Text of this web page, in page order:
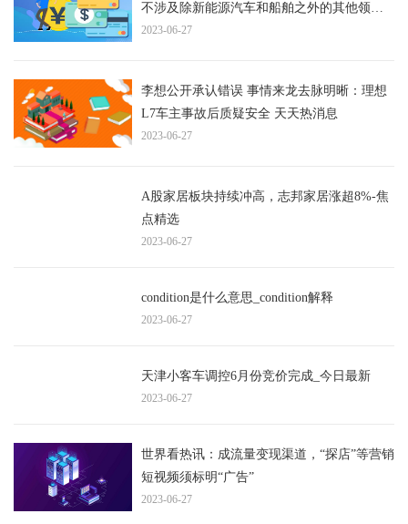
不涉及除新能源汽车和船舶之外的其他领域|
全球今日报
2023-06-27
李想公开承认错误 事情来龙去脉明晰：理想
L7车主事故后质疑安全 天天热消息
2023-06-27
A股家居板块持续冲高，志邦家居涨超8%-焦
点精选
2023-06-27
condition是什么意思_condition解释
2023-06-27
天津小客车调控6月份竞价完成_今日最新
2023-06-27
世界看热讯：成流量变现渠道，“探店”等营销
短视频须标明“广告”
2023-06-27